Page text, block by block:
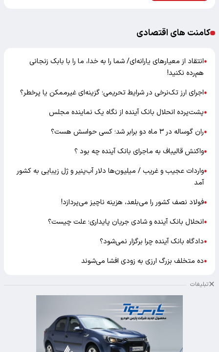
کامنت های اقتصادی
●انتقاد از معیارهای یارانه‌ای/ شما را به خدا، ما را با بابک زنجانی
هم‌رده نکنید!
●اجرای ارز تک‌نرخی در شرایط تحریمی؛ گزینه‌ای غیرممکن یا پرخطر؟
●پشت‌پرده انحلال بانک آینده از نگاه یک نماینده مجلس
●ران گوساله در ۳ ماه دو برابر شد؛ کسی حواسش هست؟
●واکنش قالیباف به ماجرای بانک آینده چه بود ؟
●واردات عجیب و غریب / میلیون‌ها دلار آب‌پنیر و ژل زیبایی به کشور
آمد
●فولاد نصف کشور را می‌بلعد، هزینه ناچیز می‌پردازد!
●انحلال بانک آینده و شادی جریان پایداری؛ علت چیست؟
●دادگاه بانک آینده چرا برگزار نمی‌شود؟
●ده متخلف بزرگ ارزی به زودی افشا می‌شوند
تبلیغات